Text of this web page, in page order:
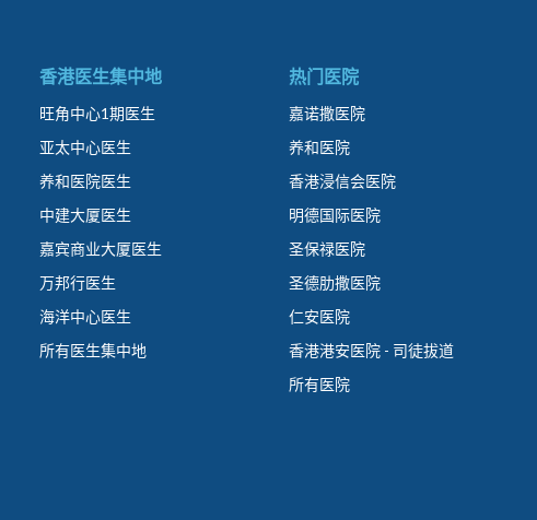
香港医生集中地
旺角中心1期医生
亚太中心医生
养和医院医生
中建大厦医生
嘉宾商业大厦医生
万邦行医生
海洋中心医生
所有医生集中地
热门医院
嘉诺撒医院
养和医院
香港浸信会医院
明德国际医院
圣保禄医院
圣德肋撒医院
仁安医院
香港港安医院 - 司徒拔道
所有医院